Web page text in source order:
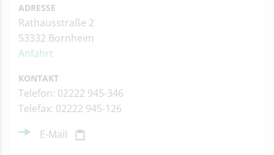
ADRESSE
Rathausstraße 2
53332 Bornheim
Anfahrt
KONTAKT
Telefon: 02222 945-346
Telefax: 02222 945-126
E-Mail